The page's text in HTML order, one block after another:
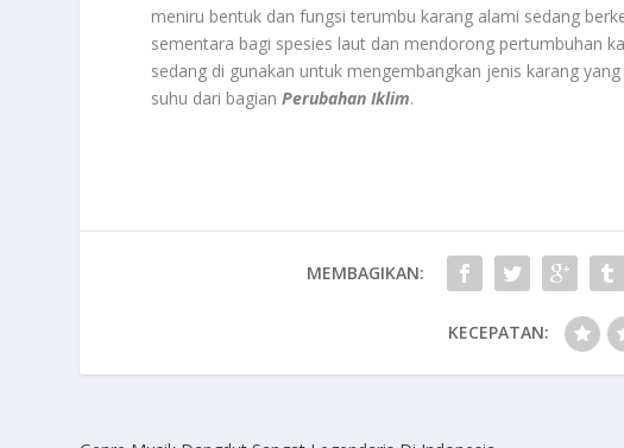
meniru bentuk dan fungsi terumbu karang alami sedang
sementara bagi spesies laut dan mendorong pertumbuhan
sedang di gunakan untuk mengembangkan jenis karang
suhu dari bagianPerubahan Iklim.
MEMBAGIKAN:
KECEPATAN: